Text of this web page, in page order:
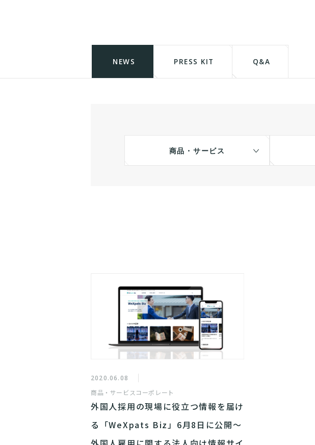
NEWS PRESS KIT Q&A
商品・サービス
2020.06.08
商品・サービスコーポレート
外国人採用の現場に役立つ情報を届け
る「WeXpats Biz」6月8日に公開～